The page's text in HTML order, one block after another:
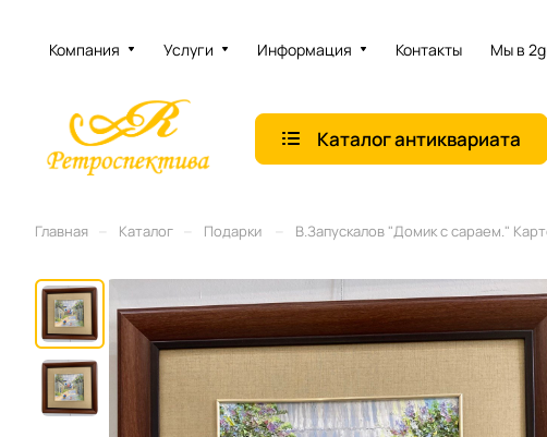
Компания Услуги Информация Контакты Мы в
Каталог антиквариата
Главная Каталог Подарки В.Запускалов "Домик с сараем."